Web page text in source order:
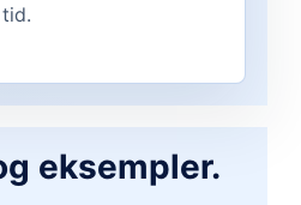
eksempler.